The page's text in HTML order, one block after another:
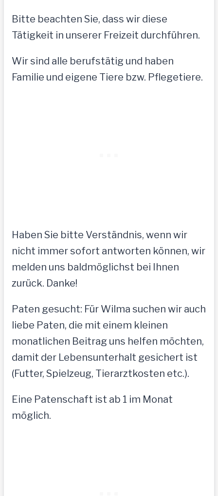
Bitte beachten Sie, dass wir diese
Tätigkeit in unserer Freizeit durchführen.
Wir sind alle berufstätig und haben
Familie und eigene Tiere bzw. Pflegetiere.
Haben Sie bitte Verständnis, wenn wir
nicht immer sofort antworten können, wir
melden uns baldmöglichst bei Ihnen
zurück. Danke!
Paten gesucht: Für Wilma suchen wir auch
liebe Paten, die mit einem kleinen
monatlichen Beitrag uns helfen möchten,
damit der Lebensunterhalt gesichert ist
(Futter, Spielzeug, Tierarztkosten etc.).
Eine Patenschaft ist ab 1 im Monat
möglich.